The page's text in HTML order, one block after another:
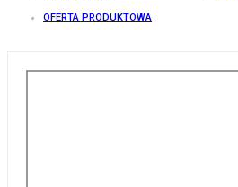
OFERTA PRODUKTOWA